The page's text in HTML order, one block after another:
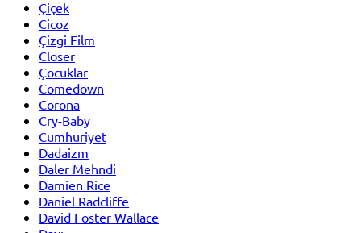
Çiçek
Cicoz
Çizgi Film
Closer
Çocuklar
Comedown
Corona
Cry-Baby
Cumhuriyet
Dadaizm
Daler Mehndi
Damien Rice
Daniel Radcliffe
David Foster Wallace